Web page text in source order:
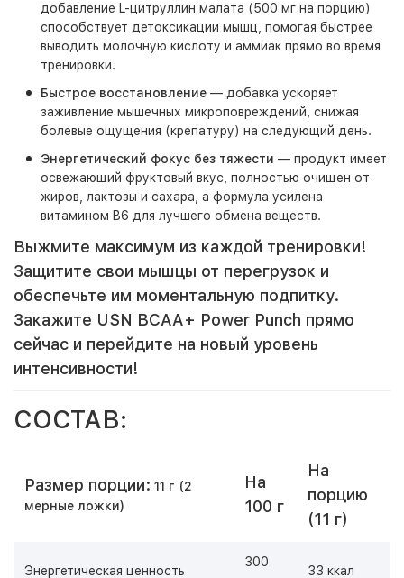
добавление L-цитруллин малата (500 мг на порцию)
способствует детоксикации мышц, помогая быстрее
выводить молочную кислоту и аммиак прямо во время
тренировки.
Быстрое восстановление — добавка ускоряет
заживление мышечных микроповреждений, снижая
болевые ощущения (крепатуру) на следующий день.
Энергетический фокус без тяжести — продукт имеет
освежающий фруктовый вкус, полностью очищен от
жиров, лактозы и сахара, а формула усилена
витамином B6 для лучшего обмена веществ.
Выжмите максимум из каждой тренировки!
Защитите свои мышцы от перегрузок и
обеспечьте им моментальную подпитку.
Закажите USN BCAA+ Power Punch прямо
сейчас и перейдите на новый уровень
интенсивности!
СОСТАВ:
Размер порции: 11 г (2
мерные ложки)
На
100 г
На
порцию
(11 г)
Энергетическая ценность
300
33 ккал